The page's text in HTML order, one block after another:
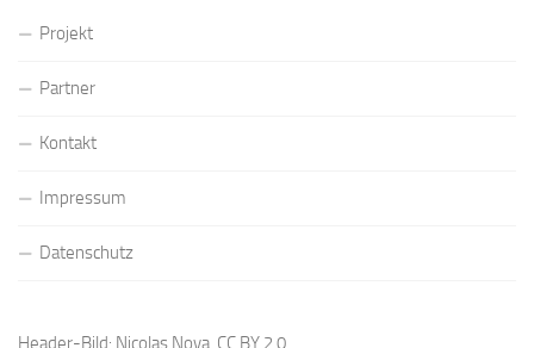
Projekt
Partner
Kontakt
Impressum
Datenschutz
Header-Bild: Nicolas Nova, CC BY 2.0